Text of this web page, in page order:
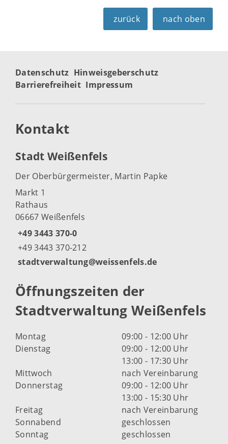
zurück nach oben
Datenschutz Hinweisgeberschutz
Barrierefreiheit Impressum
Kontakt
Stadt Weißenfels
Der Oberbürgermeister, Martin Papke
Markt 1
Rathaus
06667 Weißenfels
+49 3443 370-0
+49 3443 370-212
stadtverwaltung@weissenfels.de
Öffnungszeiten der
Stadtverwaltung Weißenfels
Montag
09:00 - 12:00 Uhr
Dienstag
09:00 - 12:00 Uhr
13:00 - 17:30 Uhr
Mittwoch
nach Vereinbarung
Donnerstag
09:00 - 12:00 Uhr
13:00 - 15:30 Uhr
Freitag
nach Vereinbarung
Sonnabend
geschlossen
Sonntag
geschlossen